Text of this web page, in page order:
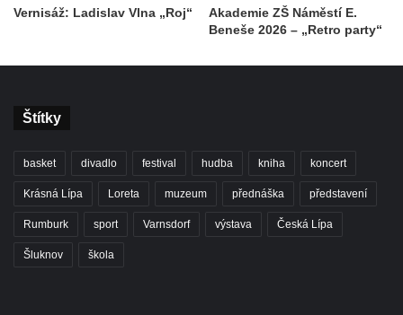
Vernisáž: Ladislav Vlna „Roj“
Akademie ZŠ Náměstí E.
Beneše 2026 – „Retro party“
Štítky
basket divadlo festival hudba kniha koncert
Krásná Lípa Loreta muzeum přednáška představení
Rumburk sport Varnsdorf výstava Česká Lípa
Šluknov škola